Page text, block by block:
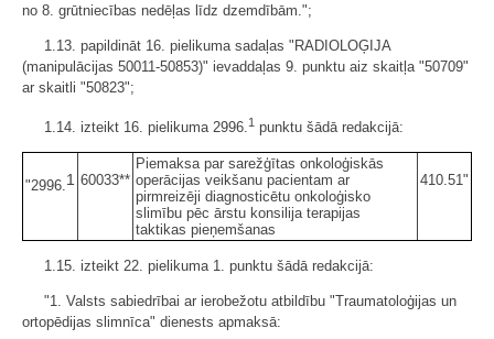
no 8. grūtniecības nedēļas līdz dzemdībām.";
1.13. papildināt 16. pielikuma sadaļas "RADIOLOĢIJA
(manipulācijas 50011-50853)" ievaddaļas 9. punktu aiz skaitļa "50709"
ar skaitli "50823";
1.14. izteikt 16. pielikuma 2996. 1 punktu šādā redakcijā:
"2996.1 60033**
Piemaksa par sarežģītas onkoloģiskās
operācijas veikšanu pacientam ar
pirmreizēji diagnosticētu onkoloģisko
slimību pēc ārstu konsilija terapijas
taktikas pieņemšanas
410.51"
1.15. izteikt 22. pielikuma 1. punktu šādā redakcijā:
"1. Valsts sabiedrībai ar ierobežotu atbildību "Traumatoloģijas un
ortopēdijas slimnīca" dienests apmaksā: